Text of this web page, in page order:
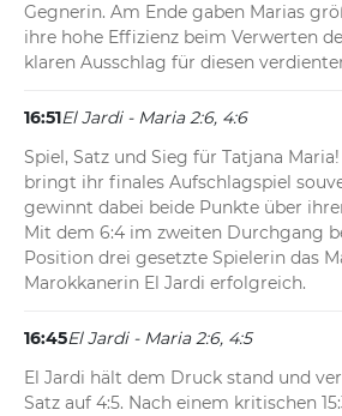
Gegnerin. Am Ende gaben Marias
ihre hohe Effizienz beim Verwerten
klaren Ausschlag für diesen
16:51El Jardi - Maria 2:6, 4:6
Spiel, Satz und Sieg für Tatjana
bringt ihr finales Aufschlagspiel
gewinnt dabei beide Punkte über
Mit dem 6:4 im zweiten Durchgang
Position drei gesetzte Spielerin das
Marokkanerin El Jardi erfolgreich.
16:45El Jardi - Maria 2:6, 4:5
El Jardi hält dem Druck stand und
Satz auf 4:5. Nach einem kritischen